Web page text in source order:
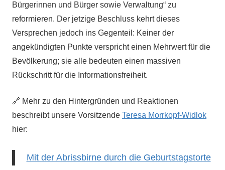
Bürgerinnen und Bürger sowie Verwaltung“ zu
reformieren. Der jetzige Beschluss kehrt dieses
Versprechen jedoch ins Gegenteil: Keiner der
angekündigten Punkte verspricht einen Mehrwert für die
Bevölkerung; sie alle bedeuten einen massiven
Rückschritt für die Informationsfreiheit.
🔗 Mehr zu den Hintergründen und Reaktionen
beschreibt unsere Vorsitzende Teresa Morrkopf-Widlok
hier:
Mit der Abrissbirne durch die Geburtstagstorte